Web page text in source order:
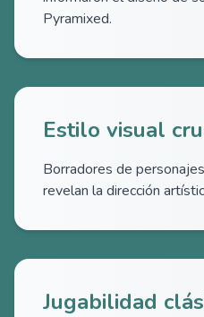
Pyramixed.
Estilo visual
Borradores de
revelan la dirección
Jugabilidad